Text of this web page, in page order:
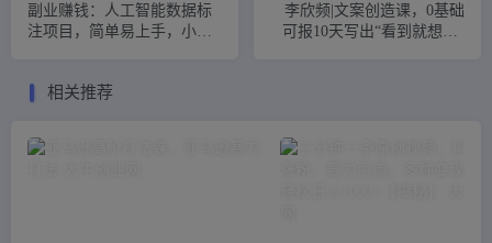
副业赚钱：人工智能数据标
注项目，简单易上手，小白
李欣频|文案创造课，0基础
可报10天写出“看到就想转”
相关推荐